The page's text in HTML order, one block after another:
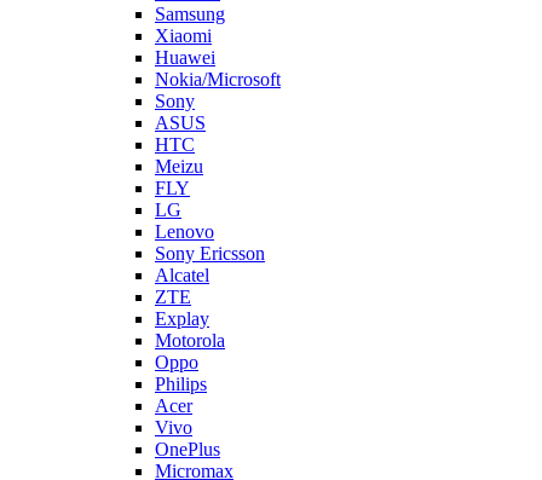
Samsung
Xiaomi
Huawei
Nokia/Microsoft
Sony
ASUS
HTC
Meizu
FLY
LG
Lenovo
Sony Ericsson
Alcatel
ZTE
Explay
Motorola
Oppo
Philips
Acer
Vivo
OnePlus
Micromax